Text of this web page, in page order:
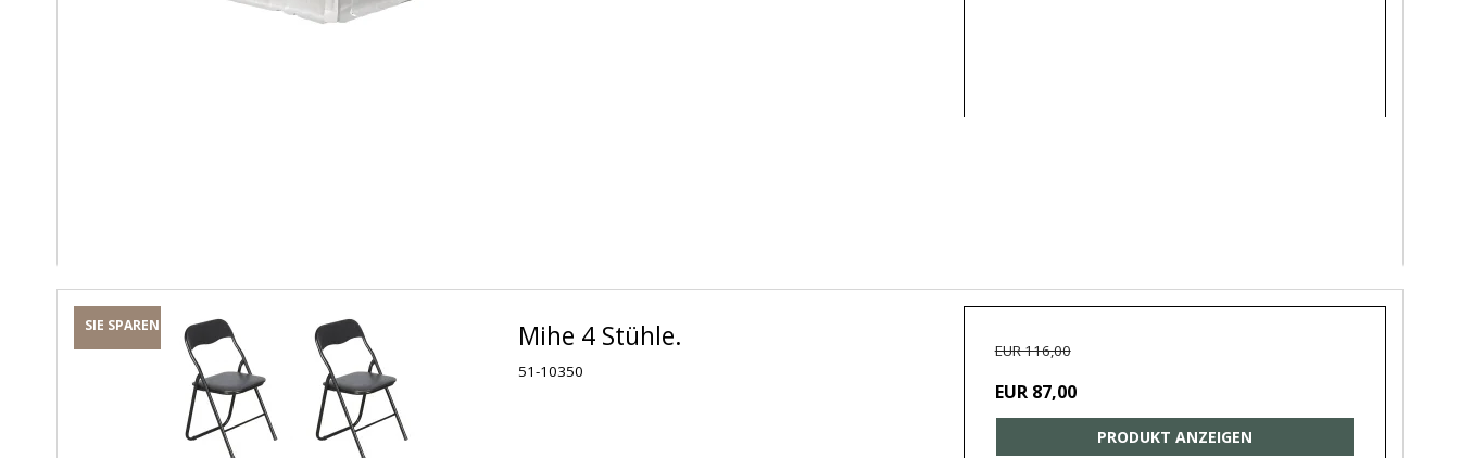
SIE SPAREN Mihe 4 Stühle.
51-10350
EUR 116,00
EUR 87,00
PRODUKT ANZEIGEN